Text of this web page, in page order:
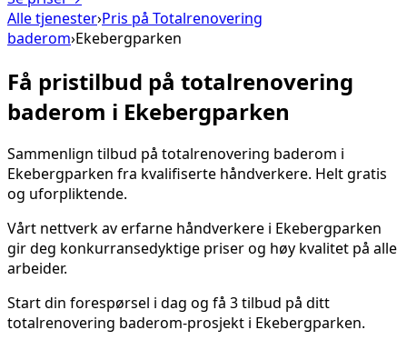
Alle tjenester›Pris på Totalrenovering
baderom›Ekebergparken
Få pristilbud på totalrenovering
baderom i Ekebergparken
Sammenlign tilbud på totalrenovering baderom i
Ekebergparken fra kvalifiserte håndverkere. Helt gratis
og uforpliktende.
Vårt nettverk av erfarne håndverkere i Ekebergparken
gir deg konkurransedyktige priser og høy kvalitet på alle
arbeider.
Start din forespørsel i dag og få 3 tilbud på ditt
totalrenovering baderom-prosjekt i Ekebergparken.